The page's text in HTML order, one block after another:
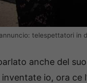
telespettatori in
anche del
inventate io, ora